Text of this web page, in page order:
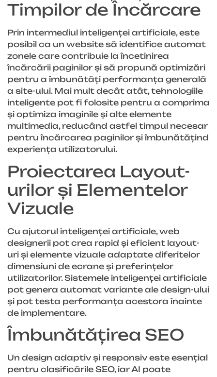
Timpilor de Încărcare
Prin intermediul inteligenței artificiale, este
posibil ca un website să identifice automat
zonele care contribuie la încetinirea
încărcării paginilor și să propună optimizări
pentru a îmbunătăți performanța generală
a site-ului. Mai mult decât atât, tehnologiile
inteligente pot fi folosite pentru a comprima
și optimiza imaginile și alte elemente
multimedia, reducând astfel timpul necesar
pentru încărcarea paginilor și îmbunătățind
experiența utilizatorului.
Proiectarea Layout-
urilor și Elementelor
Vizuale
Cu ajutorul inteligenței artificiale, web
designerii pot crea rapid și eficient layout-
uri și elemente vizuale adaptate diferitelor
dimensiuni de ecrane și preferințelor
utilizatorilor. Sistemele inteligenței artificiale
pot genera automat variante ale design-ului
și pot testa performanța acestora înainte
de implementare.
Îmbunătățirea SEO
Un design adaptiv și responsiv este esențial
pentru clasificările SEO, iar AI poate